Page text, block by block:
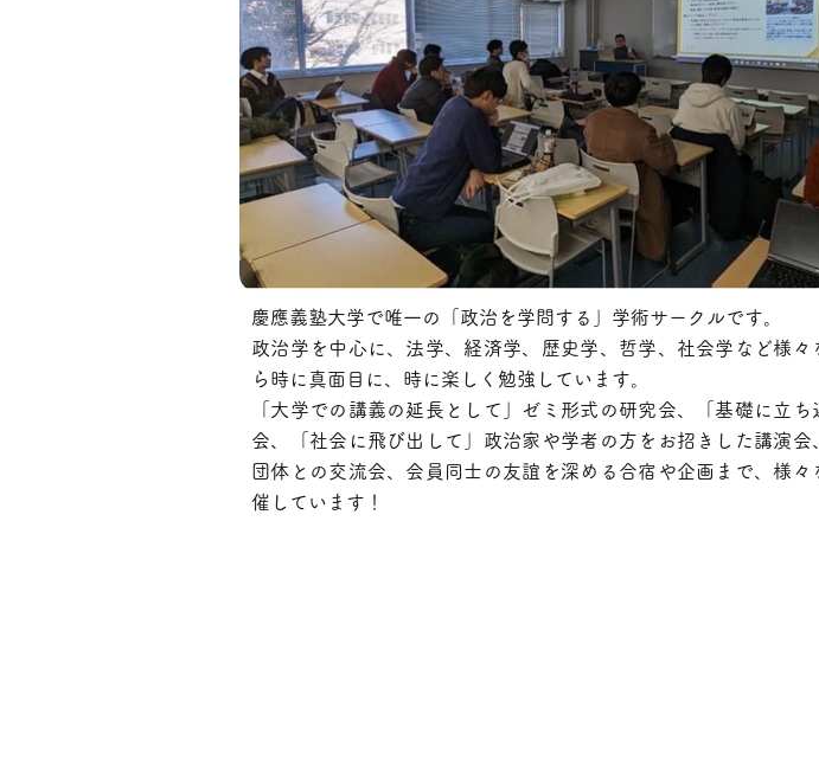
慶應義塾大学で唯一の「政治を学問する」学術サークルです。
政治学を中心に、法学、経済学、歴史学、哲学、社会学など様々
ら時に真面目に、時に楽しく勉強しています。
「大学での講義の延長として」ゼミ形式の研究会、「基礎に立ち
会、「社会に飛び出して」政治家や学者の方をお招きした講演会
団体との交流会、会員同士の友誼を深める合宿や企画まで、様々
催しています！